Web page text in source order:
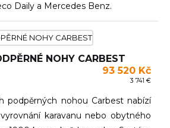
Daily a Mercedes Benz.
NOHY CARBEST
93 520 Kč
3 741 €
podpěrných nohou Carbest nabízí
karavanu nebo obytného